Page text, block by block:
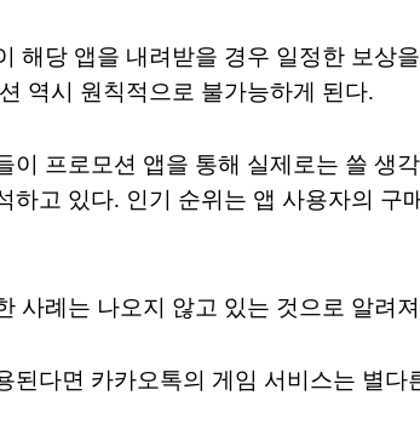
해당 앱을 내려받을 경우 일정한 보상
역시 원칙적으로 불가능하게 된다.
프로모션 앱을 통해 실제로는 쓸 생
고 있다. 인기 순위는 앱 사용자의 구
사례는 나오지 않고 있는 것으로 알려
다면 카카오톡의 게임 서비스는 별